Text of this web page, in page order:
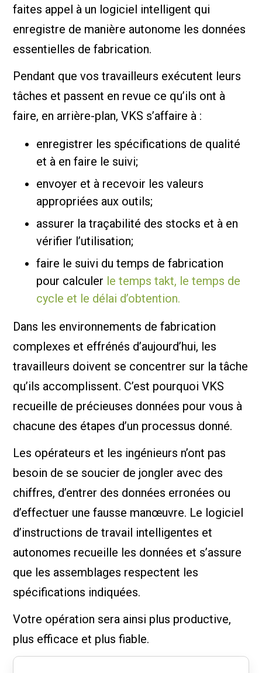
faites appel à un logiciel intelligent qui
enregistre de manière autonome les données
essentielles de fabrication.
Pendant que vos travailleurs exécutent leurs
tâches et passent en revue ce qu’ils ont à
faire, en arrière-plan, VKS s’affaire à :
enregistrer les spécifications de qualité
et à en faire le suivi;
envoyer et à recevoir les valeurs
appropriées aux outils;
assurer la traçabilité des stocks et à en
vérifier l’utilisation;
faire le suivi du temps de fabrication
pour calculer le temps takt, le temps de
cycle et le délai d’obtention.
Dans les environnements de fabrication
complexes et effrénés d’aujourd’hui, les
travailleurs doivent se concentrer sur la tâche
qu’ils accomplissent. C’est pourquoi VKS
recueille de précieuses données pour vous à
chacune des étapes d’un processus donné.
Les opérateurs et les ingénieurs n’ont pas
besoin de se soucier de jongler avec des
chiffres, d’entrer des données erronées ou
d’effectuer une fausse manœuvre. Le logiciel
d’instructions de travail intelligentes et
autonomes recueille les données et s’assure
que les assemblages respectent les
spécifications indiquées.
Votre opération sera ainsi plus productive,
plus efficace et plus fiable.